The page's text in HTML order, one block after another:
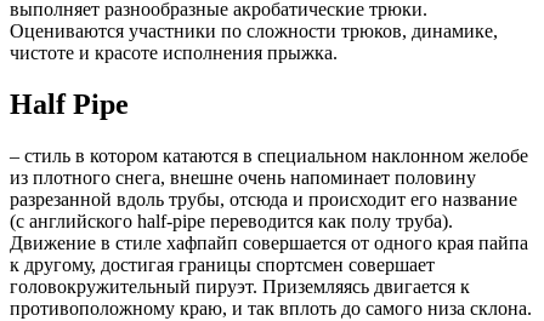
выполняет разнообразные акробатические трюки.
Оцениваются участники по сложности трюков, динамике,
чистоте и красоте исполнения прыжка.
Half Pipe
– стиль в котором катаются в специальном наклонном желобе
из плотного снега, внешне очень напоминает половину
разрезанной вдоль трубы, отсюда и происходит его название
(с английского half-pipe переводится как полу труба).
Движение в стиле хафпайп совершается от одного края пайпа
к другому, достигая границы спортсмен совершает
головокружительный пируэт. Приземляясь двигается к
противоположному краю, и так вплоть до самого низа склона.